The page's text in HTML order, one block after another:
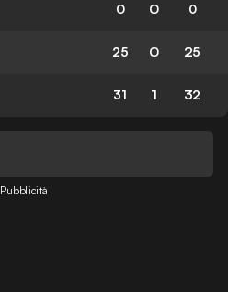
0 0 0
25 0 25
31 1 32
Pubblicità